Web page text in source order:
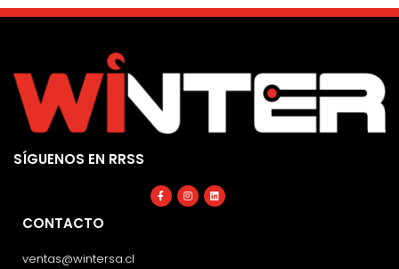
SÍGUENOS EN RRSS
Facebook-
f
Instagram
Linkedin
CONTACTO
ventas@wintersa.cl